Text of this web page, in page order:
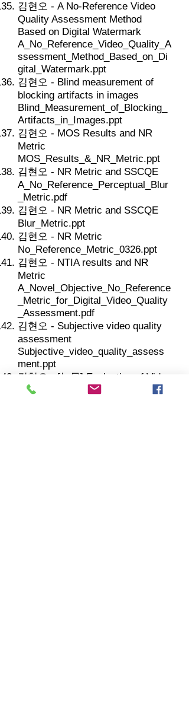
김현오 - A No-Reference Video
Quality Assessment Method
Based on Digital Watermark
A_No_Reference_Video_Quality_A
ssessment_Method_Based_on_Di
gital_Watermark.ppt
김현오 - Blind measurement of
blocking artifacts in images
Blind_Measurement_of_Blocking_
Artifacts_in_Images.ppt
김현오 - MOS Results and NR
Metric
MOS_Results_&_NR_Metric.ppt
김현오 - NR Metric and SSCQE
A_No_Reference_Perceptual_Blur
_Metric.pdf
김현오 - NR Metric and SSCQE
Blur_Metric.ppt
김현오 - NR Metric
No_Reference_Metric_0326.ppt
김현오 - NTIA results and NR
Metric
A_Novel_Objective_No_Reference
_Metric_for_Digital_Video_Quality
_Assessment.pdf
김현오 - Subjective video quality
assessment
Subjective_video_quality_assess
ment.ppt
김현오 - [논문] Evaluation of Video
Quality Based on Objectively